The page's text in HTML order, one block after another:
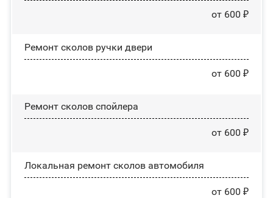
от 600 ₽
Ремонт сколов ручки двери
от 600 ₽
Ремонт сколов спойлера
от 600 ₽
Локальная ремонт сколов автомобиля
от 600 ₽